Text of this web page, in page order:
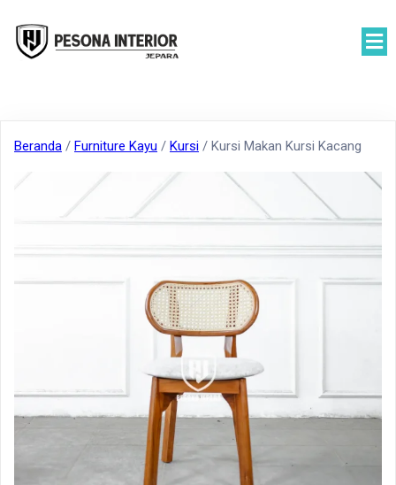
Beranda / Furniture Kayu / Kursi / Kursi Makan Kursi Kacang